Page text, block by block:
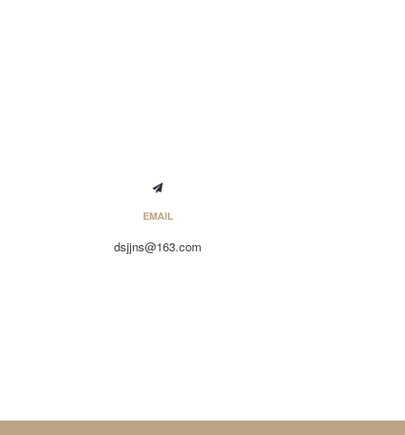
EMAIL
dsjjns@163.com